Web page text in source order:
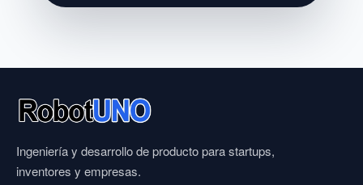
Ingeniería y desarrollo de producto para startups,
inventores y empresas.